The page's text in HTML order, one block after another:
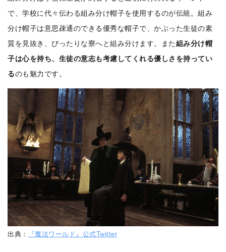
で、学校に代々伝わる組み分け帽子を使用するのが伝統。組み
分け帽子は意思疎通のできる優秀な帽子で、かぶった生徒の素
質を見抜き、ぴったりな寮へと組み分けます。また組み分け帽
子は心を持ち、生徒の意志も考慮してくれる優しさを持ってい
るのも魅力です。
出典： 『魔法ワールド』公式Twitter